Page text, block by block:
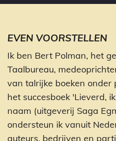
EVEN VOORSTELLEN
Ik ben Bert Polman, het
Taalbureau,
van talrijke boeken onder
het succesboek 'Lieverd,
naam (uitgeverij Saga
ondersteun ik vanuit
auteurs, bedrijven en